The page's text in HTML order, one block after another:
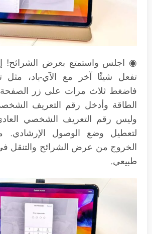
◉ اجلس واستمتع بعرض الشرائح!
تفعل شيئًا آخر مع الآي-باد، مثل
فاضغط ثلاث مرات على زر الصفحة
الطاقة وأدخل رقم التعريف
وليس رقم التعريف الشخصي العادي
لتعطيل وضع الوصول الإرشادي.
الخروج من عرض الشرائح والتنقل
طبيعي.